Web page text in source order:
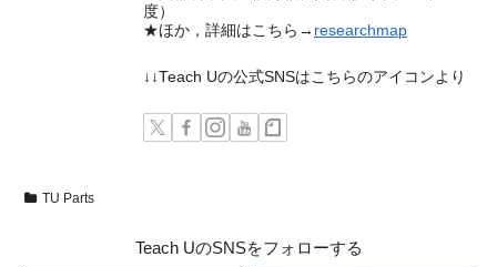
度）
★ほか，詳細はこちら→ researchmap
↓↓Teach Uの公式SNSはこちらのアイコンより
TU Parts
Teach UのSNSをフォローする